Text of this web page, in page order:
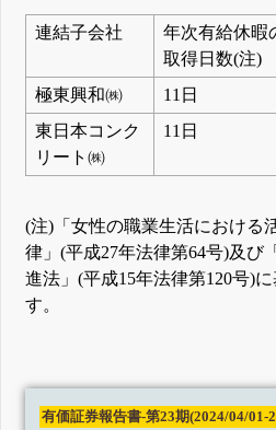
連結子会社
年次有給休暇
取得日数(注)
極東興和㈱ 11日
東日本コンク
リート㈱
11日
(注)「女性の職業生活における
律」(平成27年法律第64号)及び
進法」(平成15年法律第120号)
す。
有価証券報告書-第23期(2024/04/01-